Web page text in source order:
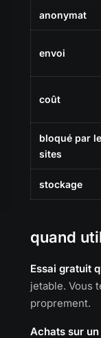
anonymat
envoi
coût
bloqué par
sites
stockage
quand
Essai gratuit
jetable. Vous
proprement.
Achats sur